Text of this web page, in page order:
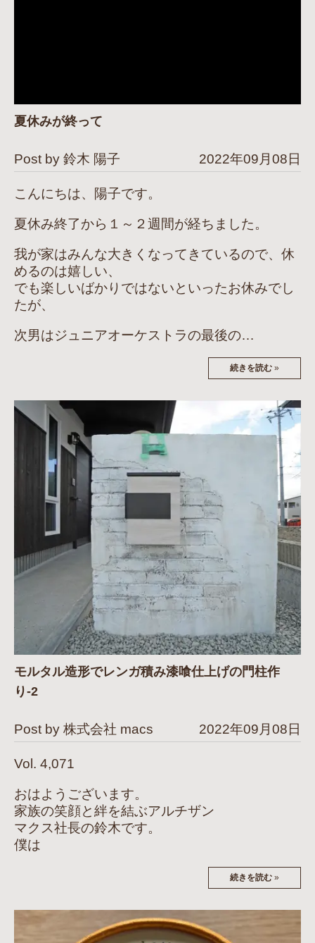
夏休みが終って
Post by 鈴木 陽子 2022年09月08日
こんにちは、陽子です。
夏休み終了から１～２週間が経ちました。
我が家はみんな大きくなってきているので、休
めるのは嬉しい、
でも楽しいばかりではないといったお休みでし
たが、
次男はジュニアオーケストラの最後の…
続きを読む »
モルタル造形でレンガ積み漆喰仕上げの門柱作
り-2
Post by 株式会社 macs 2022年09月08日
Vol. 4,071
おはようございます。
家族の笑顔と絆を結ぶアルチザン
マクス社長の鈴木です。
僕は
続きを読む »